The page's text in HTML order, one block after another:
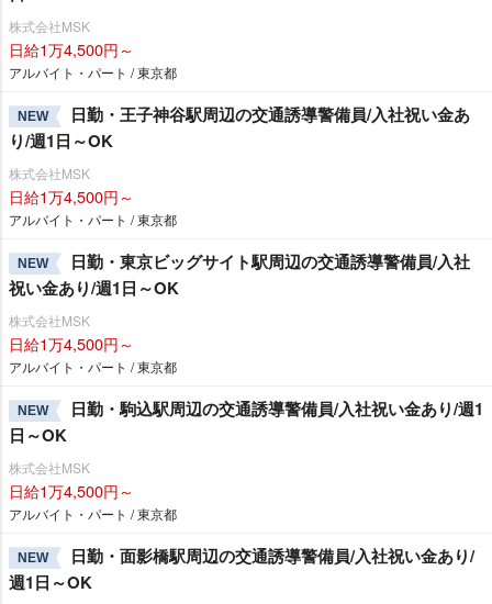
株式会社MSK
日給1万4,500円～
アルバイト・パート / 東京都
NEW
日勤・王子神谷駅周辺の交通誘導警備員/入社祝い金あ
り/週1日～OK
株式会社MSK
日給1万4,500円～
アルバイト・パート / 東京都
NEW
日勤・東京ビッグサイト駅周辺の交通誘導警備員/入社
祝い金あり/週1日～OK
株式会社MSK
日給1万4,500円～
アルバイト・パート / 東京都
NEW
日勤・駒込駅周辺の交通誘導警備員/入社祝い金あり/週1
日～OK
株式会社MSK
日給1万4,500円～
アルバイト・パート / 東京都
NEW
日勤・面影橋駅周辺の交通誘導警備員/入社祝い金あり/
週1日～OK